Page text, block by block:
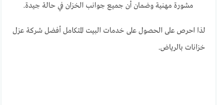
مشورة مهنية وضمان أن جميع جوانب الخزان في حالة جيدة.
لذا احرص على الحصول على خدمات البيت المتكامل أفضل شركة عزل
خزانات بالرياض.